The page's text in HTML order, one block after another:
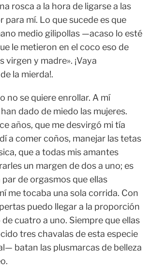
rosca a la hora de ligarse a las
para mí. Lo que sucede es que
medio gilipollas —acaso lo esté
le metieron en el coco eso de
virgen y madre». ¡Vaya
la mierda!.
no se quiere enrollar. A mí
dado de miedo las mujeres.
años, que me desvirgó mi tía
a comer coños, manejar las tetas
que a todas mis amantes
un margen de dos a uno; es
de orgasmos que ellas
me tocaba una sola corrida. Con
puedo llegar a la proporción
cuatro a uno. Siempre que ellas
tres chavalas de esta especie
batan las plusmarcas de belleza